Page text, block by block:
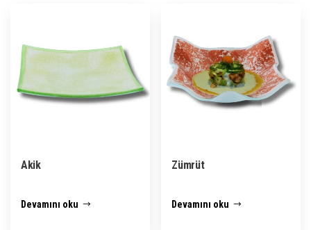
Akik
Devamını oku
Zümrüt
Devamını oku